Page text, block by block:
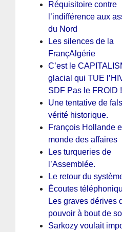
Réquisitoire contre
l’indifférence aux
du Nord
Les silences de la
FrançAlgérie
C’est le
glacial qui TUE
SDF Pas le FROID !
Une tentative de
vérité historique.
François Hollande
monde des affaires
Les turqueries de
l’Assemblée.
Le retour du
Écoutes
Les graves dérives
pouvoir à bout de
Sarkozy voulait